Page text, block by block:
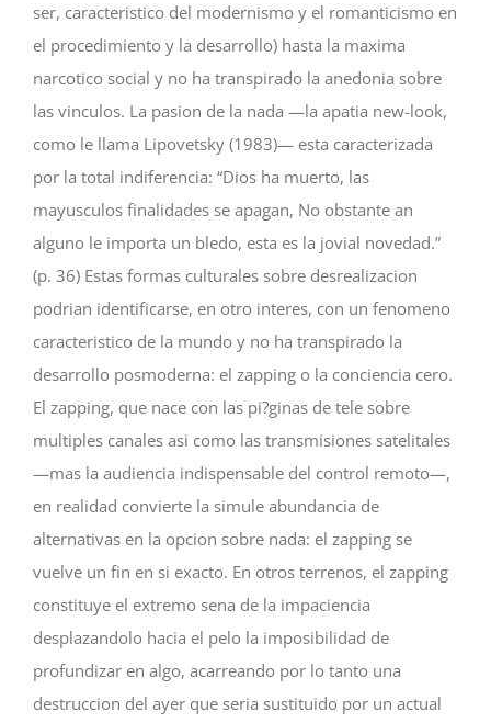
ser, caracteristico del modernismo y el romanticismo en
el procedimiento y la desarrollo) hasta la maxima
narcotico social y no ha transpirado la anedonia sobre
las vinculos. La pasion de la nada —la apatia new-look,
como le llama Lipovetsky (1983)— esta caracterizada
por la total indiferencia: “Dios ha muerto, las
mayusculos finalidades se apagan, No obstante an
alguno le importa un bledo, esta es la jovial novedad.”
(p. 36) Estas formas culturales sobre desrealizacion
podri­an identificarse, en otro interes, con un fenomeno
caracteristico de la mundo y no ha transpirado la
desarrollo posmoderna: el zapping o la conciencia cero.
El zapping, que nace con las pi?ginas de tele sobre
multiples canales asi­ como las transmisiones satelitales
—mas la audiencia indispensable del control remoto—,
en realidad convierte la simule abundancia de
alternativas en la opcion sobre nada: el zapping se
vuelve un fin en si exacto. En otros terrenos, el zapping
constituye el extremo sena de la impaciencia
desplazandolo hacia el pelo la imposibilidad de
profundizar en algo, acarreando por lo tanto una
destruccion del ayer que seri­a sustituido por un actual